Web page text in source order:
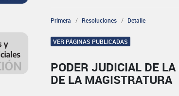
Primera Resoluciones Detalle
VER PÁGINAS PUBLICADAS
PODER JUDICIAL DE
DE LA MAGISTRATURA